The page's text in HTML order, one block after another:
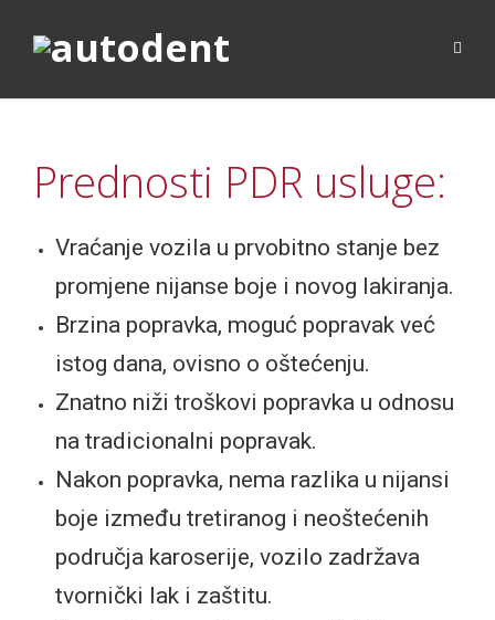
Prednosti PDR usluge:
Vraćanje vozila u prvobitno stanje bez
promjene nijanse boje i novog lakiranja.
Brzina popravka, moguć popravak već
istog dana, ovisno o oštećenju.
Znatno niži troškovi popravka u odnosu
na tradicionalni popravak.
Nakon popravka, nema razlika u nijansi
boje između tretiranog i neoštećenih
područja karoserije, vozilo zadržava
tvornički lak i zaštitu.